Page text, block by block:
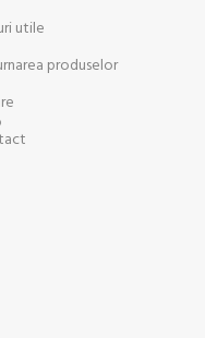
utile
produselor